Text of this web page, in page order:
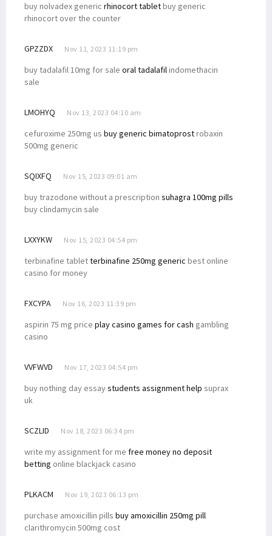
buy nolvadex generic rhinocort tabletbuy generic
rhinocort over the counter
GPZZDX Nov 11, 2023 11:19 pm
buy tadalafil 10mg for sale oral tadalafilindomethacin
sale
LMOHYQ Nov 13, 2023 04:10 am
cefuroxime 250mg us buy generic bimatoprostrobaxin
500mg generic
SQIXFQ Nov 15, 2023 09:01 am
buy trazodone without a prescription suhagra 100mg pills
buy clindamycin sale
LXXYKW Nov 15, 2023 04:54 pm
terbinafine tabletterbinafine 250mg generic best online
casino for money
FXCYPA Nov 16, 2023 11:39 pm
aspirin 75 mg price play casino games for cash gambling
casino
VVFWVD Nov 17, 2023 04:54 pm
buy nothing day essaystudents assignment help suprax
uk
SCZLID Nov 18, 2023 06:34 pm
write my assignment for me free money no deposit
betting online blackjack casino
PLKACM Nov 19, 2023 06:13 pm
purchase amoxicillin pills buy amoxicillin 250mg pill
clarithromycin 500mg cost